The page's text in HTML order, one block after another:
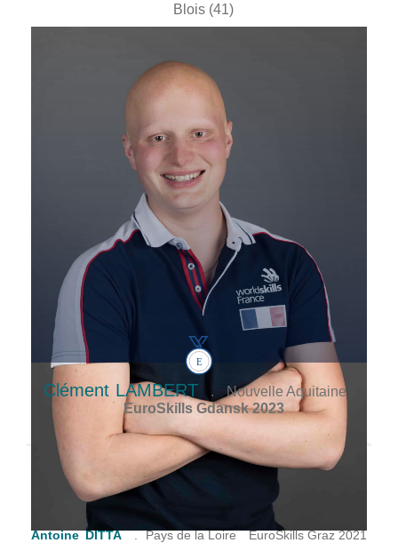
Blois (41)
Clément LAMBERT .
Nouvelle Aquitaine
EuroSkills Gdansk 2023
Clément LAMBERT Nouvelle Aquitaine
Competition Special Edition 2022
Antoine DITTA . Pays de la Loire EuroSkills Graz 2021